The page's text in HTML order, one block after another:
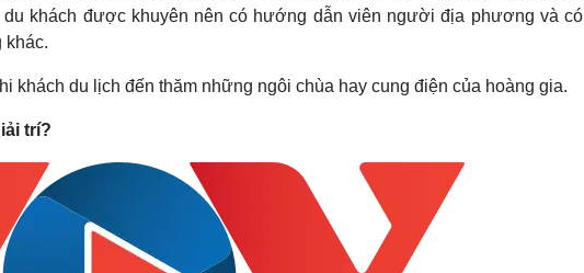
khách được khuyên nên có hướng dẫn viên người địa phương và có
khác.
khách du lịch đến thăm những ngôi chùa hay cung điện của hoàng gia.
trí?